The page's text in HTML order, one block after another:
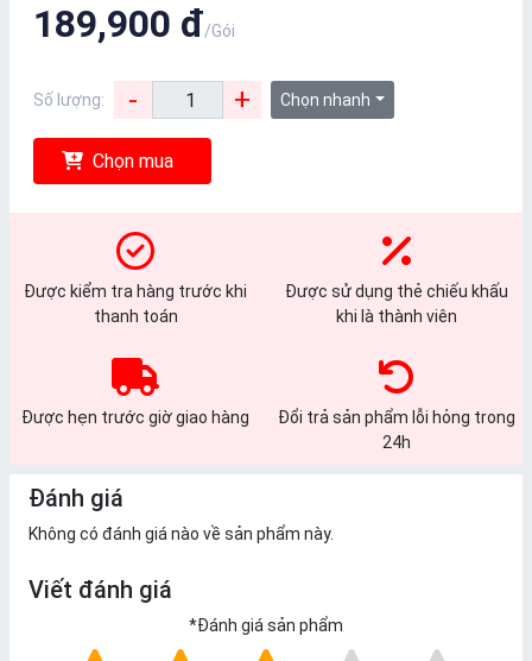
189,900 đ/Gói
Số lượng: - + Chọn nhanh
Chọn mua
Được kiểm tra hàng trước khi
thanh toán
Được sử dụng thẻ chiếu khấu
khi là thành viên
Được hẹn trước giờ giao hàng
Đổi trả sản phẩm lỗi hỏng trong
24h
Đánh giá
Không có đánh giá nào về sản phẩm này.
Viết đánh giá
*Đánh giá sản phẩm